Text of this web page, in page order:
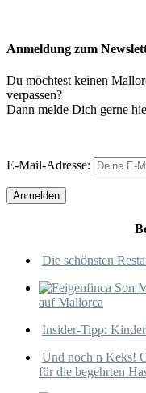
Anmeldung zum
Du möchtest keinen
verpassen?
Dann melde Dich gerne
E-Mail-Adresse:
Die schönsten
auf Mallorca
Insider-Tipp:
Und noch n Keks!
für die begehrten